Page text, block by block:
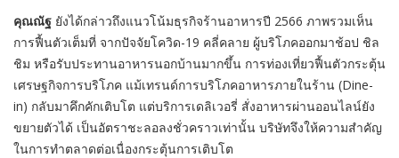
คุณณัฐ ยังได้กล่าวถึงแนวโน้มธุรกิจร้านอาหารปี 2566 ภาพรวมเห็น
การฟื้นตัวเต็มที่ จากปัจจัยโควิด-19 คลี่คลาย ผู้บริโภคออกมาช้อป ชิล
ชิม หรือรับประทานอาหารนอกบ้านมากขึ้น การท่องเที่ยวฟื้นตัวกระตุ้น
เศรษฐกิจการบริโภค แม้เทรนด์การบริโภคอาหารภายในร้าน (Dine-
in) กลับมาคึกคักเติบโต แต่บริการเดลิเวอรี่ สั่งอาหารผ่านออนไลน์ยัง
ขยายตัวได้ เป็นอัตราชะลอลงชั่วคราวเท่านั้น บริษัทจึงให้ความสำคัญ
ในการทำตลาดต่อเนื่องกระตุ้นการเติบโต